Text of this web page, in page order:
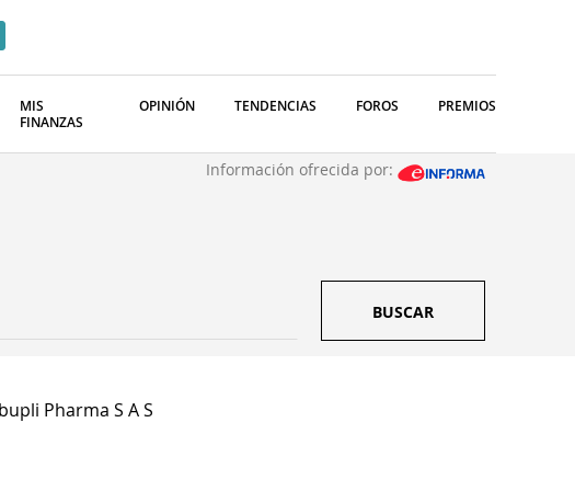
MIS
FINANZAS
OPINIÓN TENDENCIAS FOROS PREMIOS
Información ofrecida por:
BUSCAR
Pharma S A S